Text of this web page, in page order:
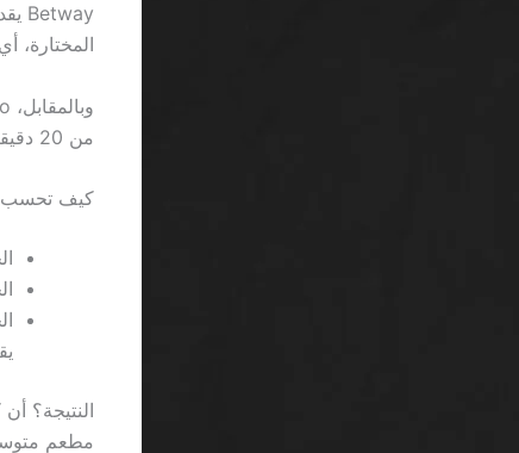
المختارة، أي أن وضع 50 ريال يصبح
من 20 دقيقة، وهو ما يعادل 0.1% من متوسط ربح السلوت في شهر كامل.
كيف تحسب
مطعم